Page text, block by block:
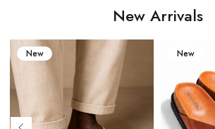
New Arrivals
New New